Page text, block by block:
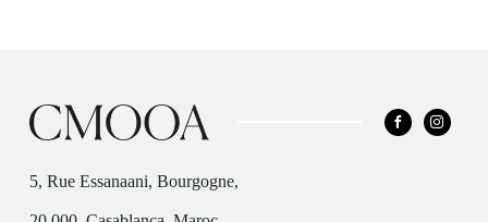
5, Rue Essanaani, Bourgogne,